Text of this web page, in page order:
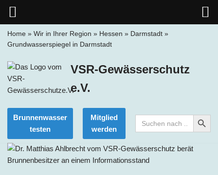
Inhalt
Home » Wir in Ihrer Region » Hessen » Darmstadt »
Grundwasserspiegel in Darmstadt
VSR-Gewässerschutz
e.V.
Brunnenwasser
testen
Mitglied
werden
Search
for:
Search Button